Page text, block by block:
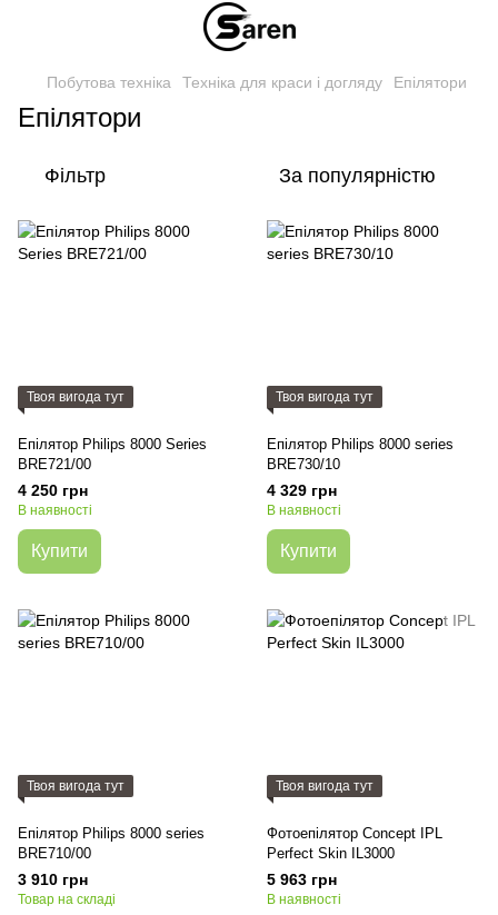
Побутова техніка Техніка для краси і догляду Епілятори
Епілятори
Фільтр За популярністю
Твоя вигода тут
Епілятор Philips 8000 Series
BRE721/00
4 250 грн
В наявності
Купити
Твоя вигода тут
Епілятор Philips 8000 series
BRE730/10
4 329 грн
В наявності
Купити
Твоя вигода тут
Епілятор Philips 8000 series
BRE710/00
3 910 грн
Товар на складі
Твоя вигода тут
Фотоепілятор Concept IPL
Perfect Skin IL3000
5 963 грн
В наявності